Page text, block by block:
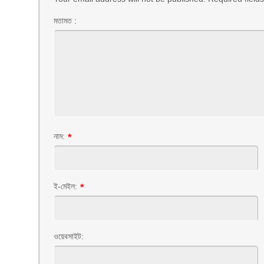
মতামত :
নাম: *
ই-মেইল: *
ওয়েবসাইট: